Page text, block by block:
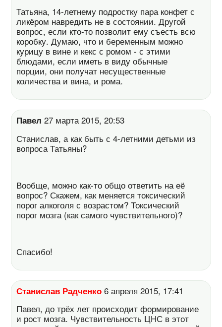
Татьяна, 14-летнему подростку пара конфет с
ликёром навредить не в состоянии. Другой
вопрос, если кто-то позволит ему съесть всю
коробку. Думаю, что и беременным можно
курицу в вине и кекс с ромом - с этими
блюдами, если иметь в виду обычные
порции, они получат несущественные
количества и вина, и рома.
Павел 27 марта 2015, 20:53
Станислав, а как быть с 4-летними детьми из
вопроса Татьяны?
Вообще, можно как-то общо ответить на её
вопрос? Скажем, как меняется токсический
порог алкоголя с возрастом? Токсический
порог мозга (как самого чувствительного)?
Спасибо!
Станислав Радченко 6 апреля 2015, 17:41
Павел, до трёх лет происходит формирование
и рост мозга. Чувствительность ЦНС в этот